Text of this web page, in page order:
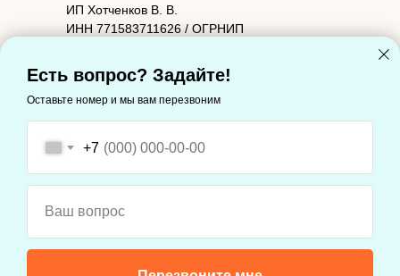
Есть вопрос? Задайте!
Оставьте номер и мы вам перезвоним
+7
Ваш вопрос
Информация, опубликованная на сайте, носит
общий характер и служит для ознакомительных
целей, не является публичной офертой. © 2019
ИП Хотченков В. В.
ИНН 771583711626 / ОГРНИП
Юридический адрес: 127221, Москва г,
Молодцова ул, дом 2, корпус 1, квартира 88
Фактический адрес: 127221, Москва г,
Молодцова ул, дом 2, корпус 1, квартира 88